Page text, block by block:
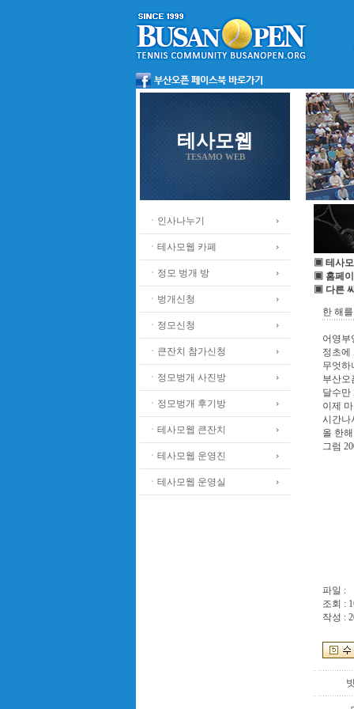
테사모웹
TESAMO WEB
ㆍ인사나누기
ㆍ테사모웹 카페
ㆍ정모 벙개 방
ㆍ벙개신청
ㆍ정모신청
ㆍ큰잔치 참가신청
ㆍ정모벙개 사진방
ㆍ정모벙개 후기방
ㆍ테사모웹 큰잔치
ㆍ테사모웹 운영진
ㆍ테사모웹 운영실
▣ 테사
▣ 홈페
▣ 다른
한 해
어영부
정초에
무엇하
부산오
달수만
이제
시간나
올 한
그럼
파일 :
조회 :
작성 :